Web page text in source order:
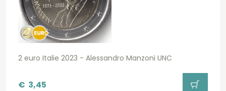
2 euro Italie 2023 - Alessandro Manzoni UNC
€ 3,45